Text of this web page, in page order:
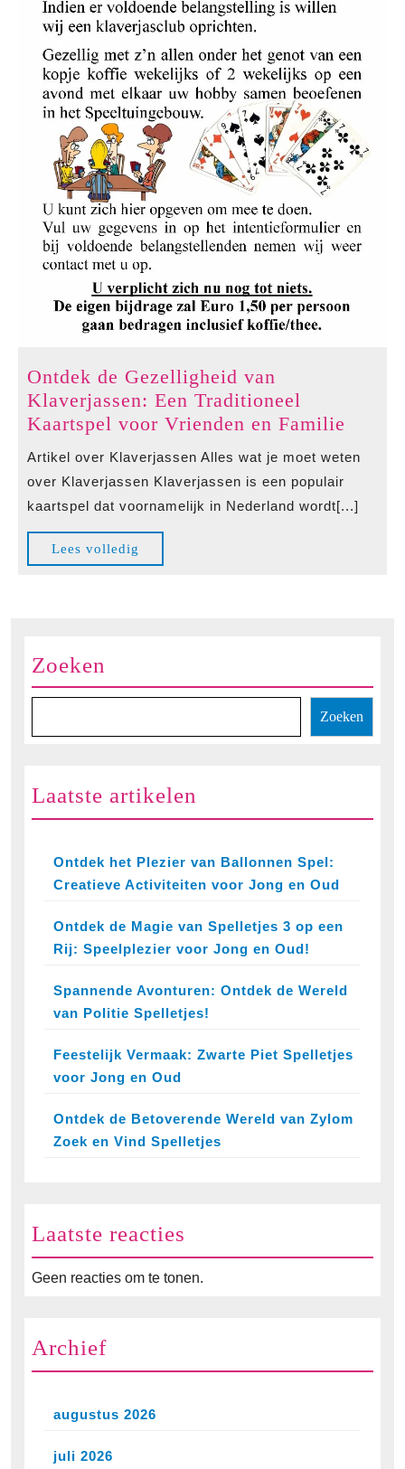
Ontdek de Gezelligheid van
Klaverjassen: Een Traditioneel
Kaartspel voor Vrienden en Familie
Artikel over Klaverjassen Alles wat je moet weten
over Klaverjassen Klaverjassen is een populair
kaartspel dat voornamelijk in Nederland wordt[...]
Lees volledig
volledig
Zoeken
Zoeken
Laatste artikelen
Ontdek het Plezier van Ballonnen Spel:
Creatieve Activiteiten voor Jong en Oud
Ontdek de Magie van Spelletjes 3 op een
Rij: Speelplezier voor Jong en Oud!
Spannende Avonturen: Ontdek de Wereld
van Politie Spelletjes!
Feestelijk Vermaak: Zwarte Piet Spelletjes
voor Jong en Oud
Ontdek de Betoverende Wereld van Zylom
Zoek en Vind Spelletjes
Laatste reacties
Geen reacties om te tonen.
Archief
augustus 2026
juli 2026